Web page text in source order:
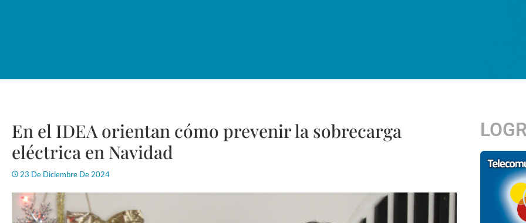
En el IDEA orientan cómo prevenir la sobrecarga
eléctrica en Navidad
23 De Diciembre De 2024